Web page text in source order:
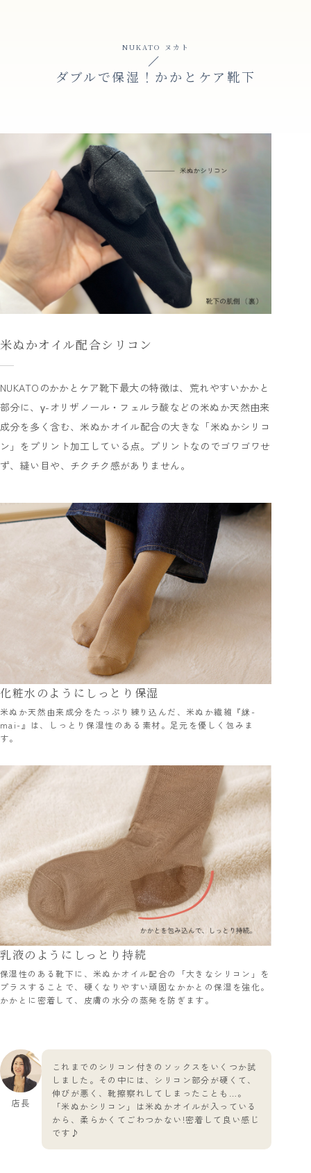
NUKATO ヌカト
ダブルで保湿！かかとケア靴下
米ぬかオイル配合シリコン
NUKATOのかかとケア靴下最大の特徴は、荒れやすいかかと
部分に、γ-オリザノール・フェルラ酸などの米ぬか天然由来
成分を多く含む、米ぬかオイル配合の大きな「米ぬかシリコ
ン」をプリント加工している点。プリントなのでゴワゴワせ
ず、縫い目や、チクチク感がありません。
化粧水のようにしっとり保湿
米ぬか天然由来成分をたっぷり練り込んだ、米ぬか繊維『䋛-
mai-』は、しっとり保湿性のある素材。足元を優しく包みま
す。
乳液のようにしっとり持続
保湿性のある靴下に、米ぬかオイル配合の「大きなシリコン」を
プラスすることで、硬くなりやすい頑固なかかとの保湿を強化。
かかとに密着して、皮膚の水分の蒸発を防ぎます。
店長
これまでのシリコン付きのソックスをいくつか試
しました。その中には、シリコン部分が硬くて、
伸びが悪く、靴擦察れしてしまったことも…。
「米ぬかシリコン」は米ぬかオイルが入っている
から、柔らかくてごわつかない!密着して良い感じ
です♪